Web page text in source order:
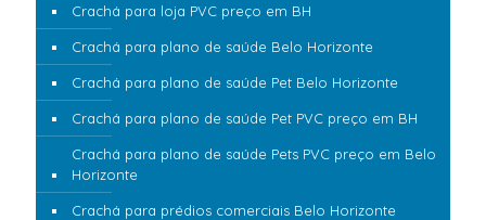
Crachá para loja PVC preço em BH
Crachá para plano de saúde Belo Horizonte
Crachá para plano de saúde Pet Belo Horizonte
Crachá para plano de saúde Pet PVC preço em BH
Crachá para plano de saúde Pets PVC preço em Belo
Horizonte
Crachá para prédios comerciais Belo Horizonte